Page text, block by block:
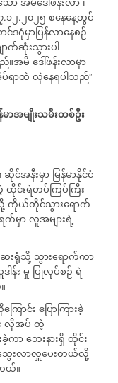
၂.၂၀၂၅ စနေနေ့တွင်
ဒဂုံမှာပြန်လာနေစဉ်
က်ဆုံးသွားပါ
။အမိ ဒေါ်ဖန်းလာမှာ
ပ်ရာထဲ လှဲနေရပါသည်”
မာအမျိုးသမီးတစ်ဦး
င်အနီးမှာ မြန်မာနိုင်ငံ
ထိုင်းရဲတပ်ကြပ်ကြီး
ကိုယ်တိုင်သွားရောက်
မှာ လူအများရဲ့
းရုံသို့ သွားရောက်ကာ
း မှု ပြုလုပ်စဉ် ရဲ
ာင်း ပြောကြားခဲ့
း လိုအပ် တဲ့
ာ ဘေးနားရှိ ထိုင်း
ေးလာလှူပေးတယ်လို့
ယ်။